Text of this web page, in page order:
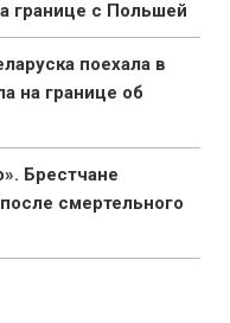
границе с Польшей
поехала в
на границе об
Брестчане
смертельного
населением».